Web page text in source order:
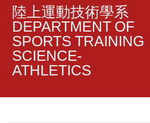
陸上運動技術學系
DEPARTMENT OF
SPORTS TRAINING
SCIENCE-
ATHLETICS